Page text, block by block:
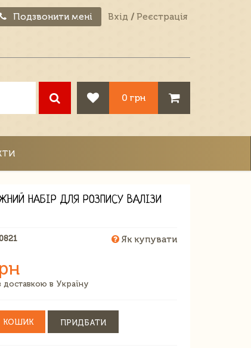
Подзвонити мені Вхід / Реєстрація
0 грн
НАБІР ДЛЯ РОЗПИСУ ВАЛІЗИ
Як купувати
доставкою в Україну
КОШИК ПРИДБАТИ